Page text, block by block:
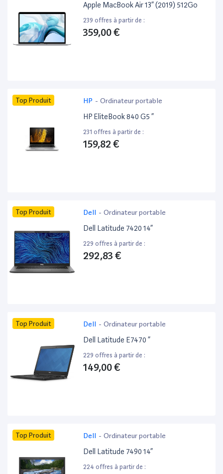
Apple MacBook Air 13” (2019) 512Go
239 offres à partir de :
359,00 €
Top Produit HP - Ordinateur portable
HP EliteBook 840 G5 ”
231 offres à partir de :
159,82 €
Top Produit Dell - Ordinateur portable
Dell Latitude 7420 14”
229 offres à partir de :
292,83 €
Top Produit Dell - Ordinateur portable
Dell Latitude E7470 ”
229 offres à partir de :
149,00 €
Top Produit Dell - Ordinateur portable
Dell Latitude 7490 14”
224 offres à partir de :